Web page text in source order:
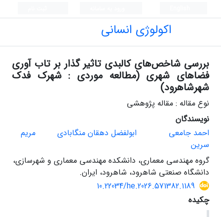
اکولوژی انسانی
بررسی شاخص‌های کالبدی تاثیر گذار بر تاب آوری
فضاهای شهری (مطالعه موردی : شهرک فدک
شهرشاهرود)
نوع مقاله : مقاله پژوهشی
نویسندگان
احمد جامعی
ابولفضل دهقان منگابادی
مریم
سرین
گروه مهندسی معماری، دانشکده مهندسی معماری و شهرسازی،
دانشگاه صنعتی شاهرود، شاهرود، ایران.
10.22034/he.2026.571382.1189
چکیده